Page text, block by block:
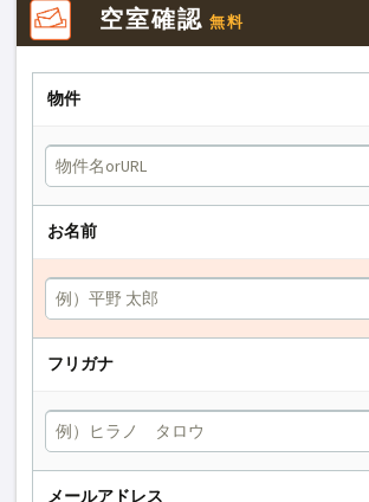
空室確認 無料
物件
お名前
フリガナ
メールアドレス